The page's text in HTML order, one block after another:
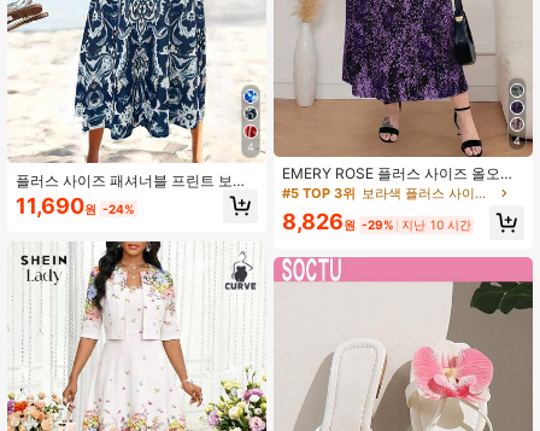
4
플러스 사이즈 패셔너블 프린트 보헤
미안 스타일 휴가 민소매 드레스 포켓
포함, 여름 우아한
11,690원 -24%
4
EMERY ROSE 플러스 사이즈 올오버
프린트 민소매 라운드 넥 여름 드레스
#5 TOP 3위 보라색 플러스 사이즈 드레스
8,826원 -29% 지난 10 시간